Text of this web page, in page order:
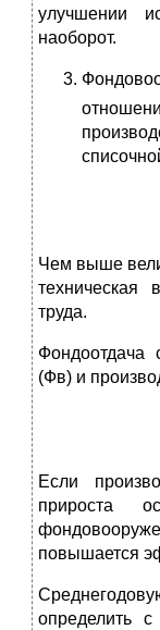
улучшении
наоборот.
Чем выше
техническая
труда.
Фондоотдача
(Фв) и
Если
прироста
повышается
определить